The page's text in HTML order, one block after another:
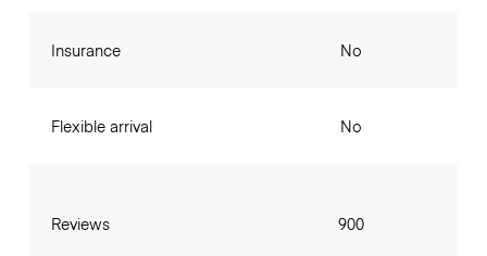
Insurance
Flexible arrival
Reviews
No
No
900